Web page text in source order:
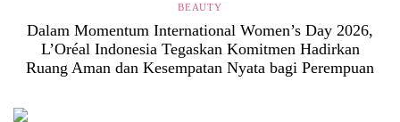
BEAUTY
Dalam Momentum International Women’s Day 2026,
L’Oréal Indonesia Tegaskan Komitmen Hadirkan
Ruang Aman dan Kesempatan Nyata bagi Perempuan